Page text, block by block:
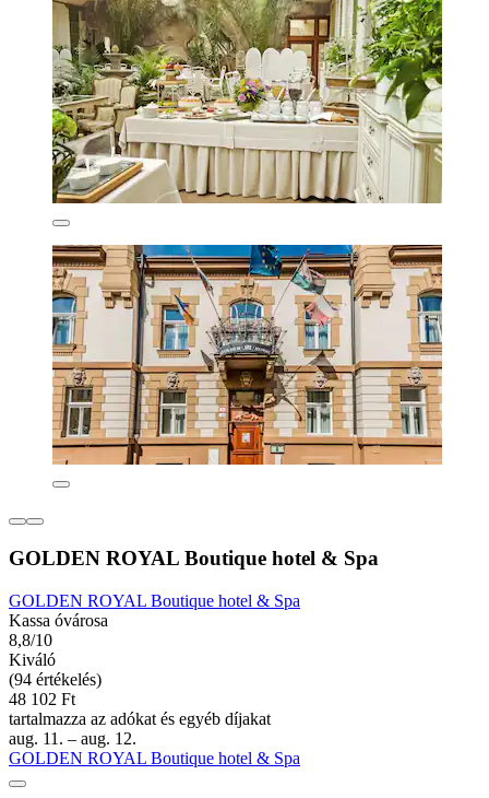
GOLDEN ROYAL Boutique hotel & Spa
GOLDEN ROYAL Boutique hotel & Spa
Kassa óvárosa
8,8/10
Kiváló
(94 értékelés)
48 102 Ft
tartalmazza az adókat és egyéb díjakat
aug. 11. – aug. 12.
GOLDEN ROYAL Boutique hotel & Spa